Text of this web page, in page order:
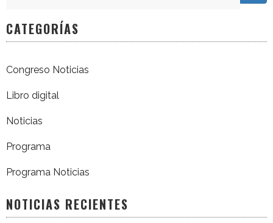
CATEGORÍAS
Congreso Noticias
Libro digital
Noticias
Programa
Programa Noticias
NOTICIAS RECIENTES